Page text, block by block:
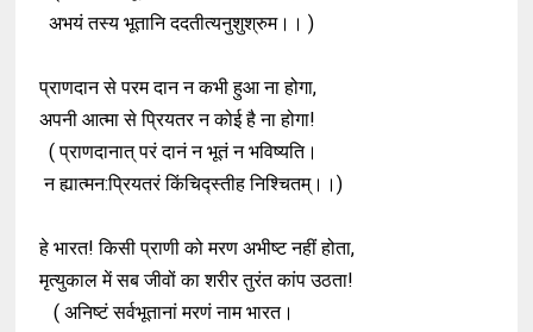
अभयं तस्य भूतानि ददतीत्यनुशुश्रुम।। )
प्राणदान से परम दान न कभी हुआ ना होगा,
अपनी आत्मा से प्रियतर न कोई है ना होगा!
( प्राणदानात् परं दानं न भूतं न भविष्यति।
न ह्यात्मन:प्रियतरं किंचिद्स्तीह निश्चितम्।।)
हे भारत! किसी प्राणी को मरण अभीष्ट नहीं होता,
मृत्युकाल में सब जीवों का शरीर तुरंत कांप उठता!
( अनिष्टं सर्वभूतानां मरणं नाम भारत।